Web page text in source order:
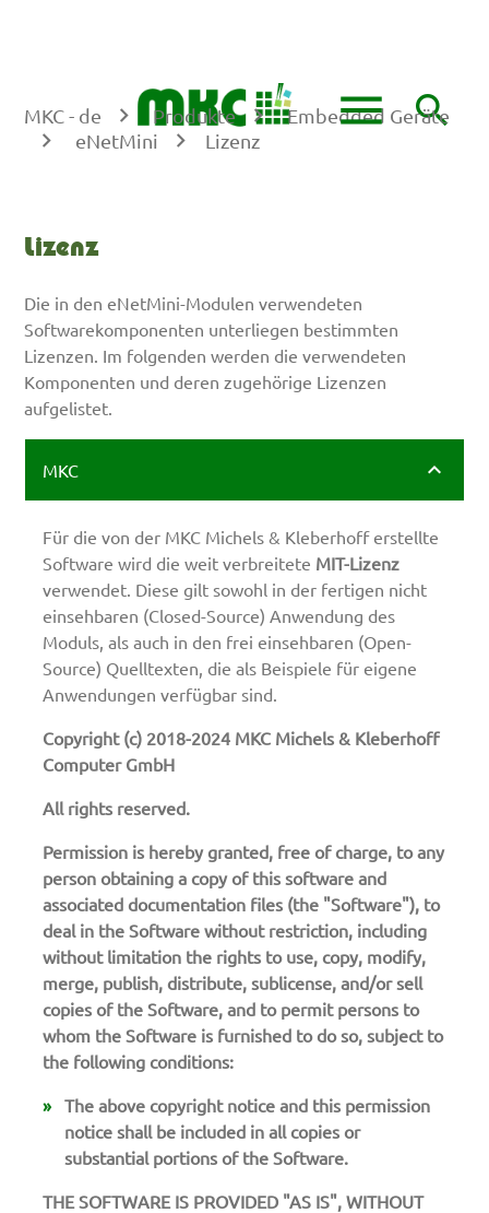
menu search
MKC - de Produkte
Embedded Geräte
eNetMini
Lizenz
Lizenz
Die in den eNetMini-Modulen verwendeten
Softwarekomponenten unterliegen bestimmten
Lizenzen. Im folgenden werden die verwendeten
Komponenten und deren zugehörige Lizenzen
aufgelistet.
MKC
Für die von der MKC Michels & Kleberhoff erstellte
Software wird die weit verbreitete MIT-Lizenz
verwendet. Diese gilt sowohl in der fertigen nicht
einsehbaren (Closed-Source) Anwendung des
Moduls, als auch in den frei einsehbaren (Open-
Source) Quelltexten, die als Beispiele für eigene
Anwendungen verfügbar sind.
Copyright (c) 2018-2024 MKC Michels & Kleberhoff
Computer GmbH
All rights reserved.
Permission is hereby granted, free of charge, to any
person obtaining a copy of this software and
associated documentation files (the "Software"), to
deal in the Software without restriction, including
without limitation the rights to use, copy, modify,
merge, publish, distribute, sublicense, and/or sell
copies of the Software, and to permit persons to
whom the Software is furnished to do so, subject to
the following conditions:
The above copyright notice and this permission
notice shall be included in all copies or
substantial portions of the Software.
THE SOFTWARE IS PROVIDED "AS IS", WITHOUT